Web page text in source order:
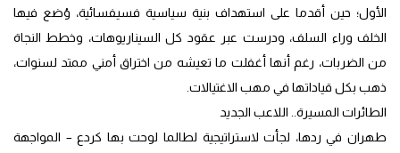
الأول؛ حين أقدما على استهداف بنية سياسية فسيفسائية، وُضع فيها
الخلف وراء السلف، ودرست عبر عقود كل السيناريوهات، وخطط النجاة
من الضربات، رغم أنها أغفلت ما تعيشه من اختراق أمني ممتد لسنوات،
ذهب بكل قياداتها في مهب الاغتيالات.
الطائرات المسيرة.. اللاعب الجديد
طهران في ردها، لجأت لاستراتيجية لطالما لوحت بها كردع – المواجهة